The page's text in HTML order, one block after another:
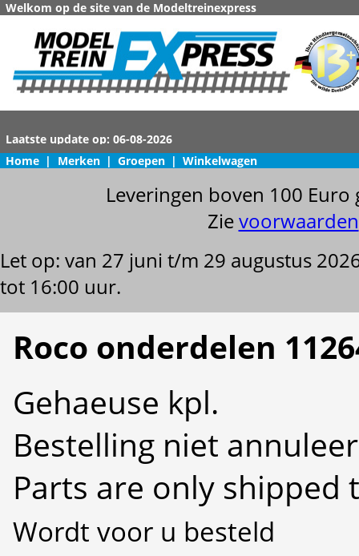
Welkom op de site van de Modeltreinexpress
Home | Merken | Groepen | Winkelwagen
Leveringen boven 100
Zievoorwaarden
Let op: van 27 juni t/m 29 augustus
tot 16:00 uur.
Roco onderdelen
Gehaeuse kpl.
Bestelling niet
Parts are only shipped
Wordt voor u besteld